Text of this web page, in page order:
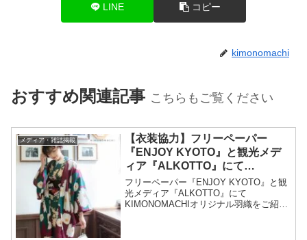
LINE コピー
kimonomachi
おすすめ関連記事 こちらもご覧ください
メディア・雑誌掲載
【衣装協力】フリーペーパー
『ENJOY KYOTO』と観光メデ
ィア『ALKOTTO』にて
KIMONOMACHIオリジナル羽織
をご紹介いただきました。
フリーペーパー『ENJOY KYOTO』と観
光メディア『ALKOTTO』にて
KIMONOMACHIオリジナル羽織をご紹介